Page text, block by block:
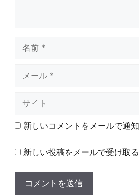
ト 新しいコメントをメールで通知
新しい投稿をメールで受け取る